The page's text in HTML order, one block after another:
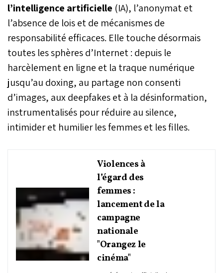
l’intelligence artificielle (IA), l’anonymat et
l’absence de lois et de mécanismes de
responsabilité efficaces. Elle touche désormais
toutes les sphères d’Internet : depuis le
harcèlement en ligne et la traque numérique
jusqu’au doxing, au partage non consenti
d’images, aux deepfakes et à la désinformation,
instrumentalisés pour réduire au silence,
intimider et humilier les femmes et les filles.
Violences à
l’égard des
femmes :
lancement de la
campagne
nationale
"Orangez le
cinéma"